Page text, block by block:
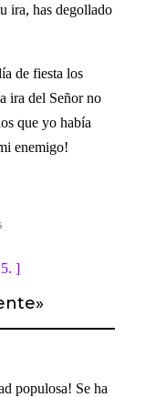
ira, has degollado
de fiesta los
ira del Señor no
que yo había
enemigo!
]
»
populosa! Se ha